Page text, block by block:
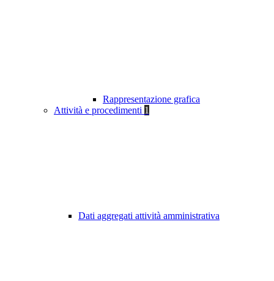
Rappresentazione grafica
Attività e procedimenti 1
Dati aggregati attività amministrativa